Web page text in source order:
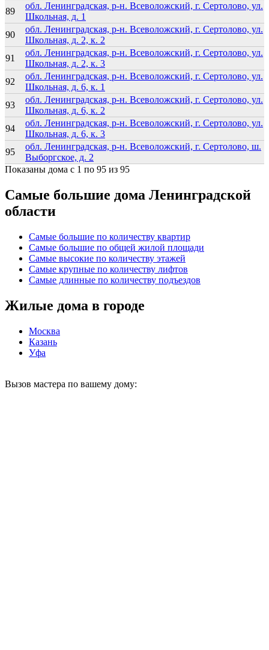
89
обл. Ленинградская, р-н. Всеволожский, г. Сертолово, ул.
Школьная, д. 1
90
обл. Ленинградская, р-н. Всеволожский, г. Сертолово, ул.
Школьная, д. 2, к. 2
91
обл. Ленинградская, р-н. Всеволожский, г. Сертолово, ул.
Школьная, д. 2, к. 3
92
обл. Ленинградская, р-н. Всеволожский, г. Сертолово, ул.
Школьная, д. 6, к. 1
93
обл. Ленинградская, р-н. Всеволожский, г. Сертолово, ул.
Школьная, д. 6, к. 2
94
обл. Ленинградская, р-н. Всеволожский, г. Сертолово, ул.
Школьная, д. 6, к. 3
95
обл. Ленинградская, р-н. Всеволожский, г. Сертолово, ш.
Выборгское, д. 2
Показаны дома с 1 по 95 из 95
Самые большие дома Ленинградской
области
Самые большие по количеству квартир
Самые большие по общей жилой площади
Самые высокие по количеству этажей
Самые крупные по количеству лифтов
Самые длинные по количеству подъездов
Жилые дома в городе
Москва
Казань
Уфа
Вызов мастера по вашему дому: